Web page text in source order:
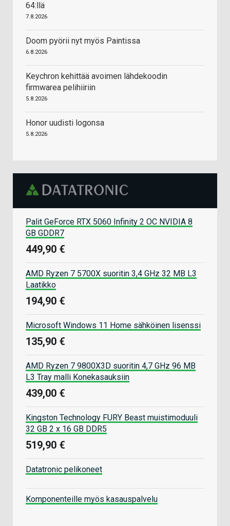
64:llä
7.8.2026
Doom pyörii nyt myös Paintissa
6.8.2026
Keychron kehittää avoimen lähdekoodin
firmwarea pelihiiriin
5.8.2026
Honor uudisti logonsa
5.8.2026
Palit GeForce RTX 5060 Infinity 2 OC NVIDIA 8
GB GDDR7
449,90 €
AMD Ryzen 7 5700X suoritin 3,4 GHz 32 MB L3
Laatikko
194,90 €
Microsoft Windows 11 Home sähköinen lisenssi
135,90 €
AMD Ryzen 7 9800X3D suoritin 4,7 GHz 96 MB
L3 Tray malli Konekasauksiin
439,00 €
Kingston Technology FURY Beast muistimoduuli
32 GB 2 x 16 GB DDR5
519,90 €
Datatronic pelikoneet
Komponenteille myös kasauspalvelu